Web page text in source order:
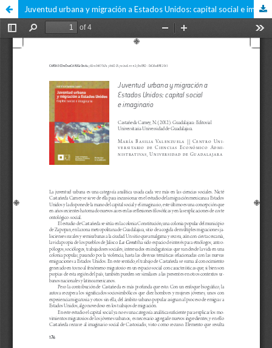
Juventud urbana y migración a Estados Unidos: capital social e imaginario